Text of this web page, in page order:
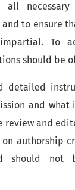
all
to ensure
To
should be
detailed
and what
review and
on authorship
should not